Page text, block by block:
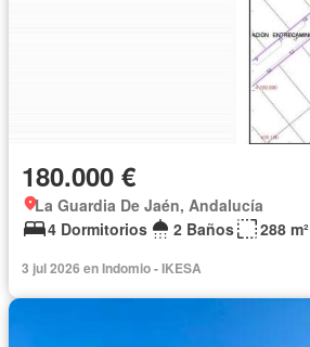
180.000 €
La Guardia De Jaén, Andalucía
4 Dormitorios
2 Baños 288 m²
3 jul 2026 en Indomio - IKESA